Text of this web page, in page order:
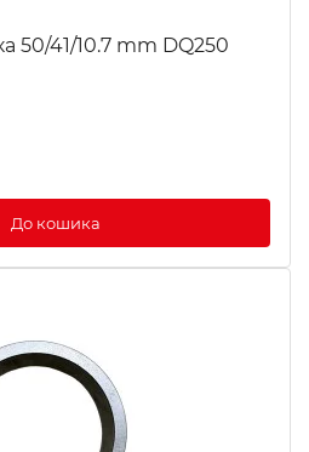
50/41/10.7 mm DQ250
До кошика